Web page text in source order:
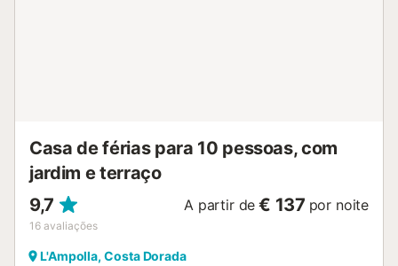
Casa de férias para 10 pessoas, com
jardim e terraço
9,7
16 avaliações
A partir de € 137 por noite
L'Ampolla, Costa Dorada